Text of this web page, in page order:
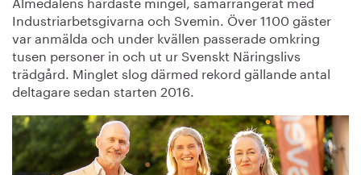
Industriarbetsgivarna och Svemin. Över 1100 gäster
var anmälda och under kvällen passerade omkring
tusen personer in och ut ur Svenskt Näringslivs
trädgård. Minglet slog därmed rekord gällande antal
deltagare sedan starten 2016.